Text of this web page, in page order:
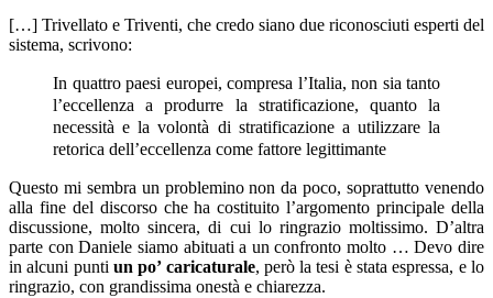
[…] Trivellato e Triventi, che credo siano due riconosciuti esperti del
sistema, scrivono:
In quattro paesi europei, compresa l’Italia, non sia tanto
l’eccellenza a produrre la stratificazione, quanto la
necessità e la volontà di stratificazione a utilizzare la
retorica dell’eccellenza come fattore legittimante
Questo mi sembra un problemino non da poco, soprattutto venendo
alla fine del discorso che ha costituito l’argomento principale della
discussione, molto sincera, di cui lo ringrazio moltissimo. D’altra
parte con Daniele siamo abituati a un confronto molto … Devo dire
in alcuni punti un po’ caricaturale, però la tesi è stata espressa, e lo
ringrazio, con grandissima onestà e chiarezza.